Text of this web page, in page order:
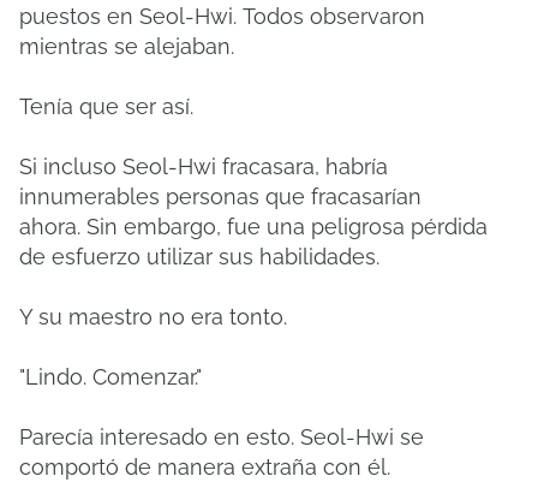
puestos en Seol-Hwi. Todos observaron
mientras se alejaban.
Tenía que ser así.
Si incluso Seol-Hwi fracasara, habría
innumerables personas que fracasarían
ahora. Sin embargo, fue una peligrosa pérdida
de esfuerzo utilizar sus habilidades.
Y su maestro no era tonto.
"Lindo. Comenzar."
Parecía interesado en esto. Seol-Hwi se
comportó de manera extraña con él.